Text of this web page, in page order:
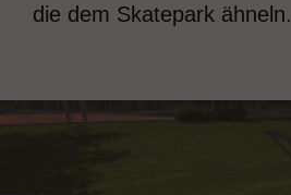
die dem Skatepark ähneln.